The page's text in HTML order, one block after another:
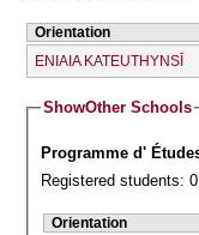
Orientation
ENIAIA KATEUTHYNSĪ
ShowOther Schools
Programme d'
Registered students: 0
Orientation